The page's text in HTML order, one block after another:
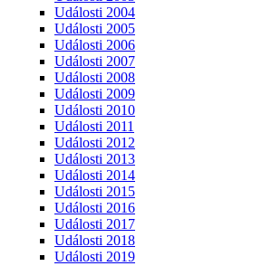
Události 2004
Události 2005
Události 2006
Události 2007
Události 2008
Události 2009
Události 2010
Události 2011
Události 2012
Události 2013
Události 2014
Události 2015
Události 2016
Události 2017
Události 2018
Události 2019